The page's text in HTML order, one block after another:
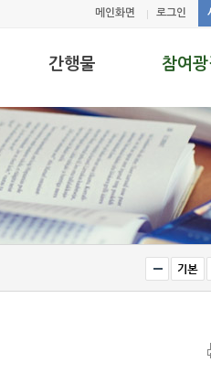
메인화면 로그인
간행물
코기토
총서
참여
공지사항
언론에 비친
연
최근학술동
학술행사스